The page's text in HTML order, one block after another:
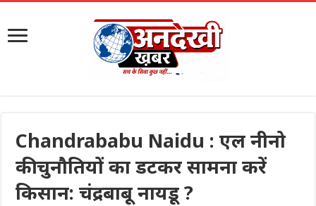
Chandrababu Naidu : एल नीनो
की चुनौतियों का डटकर सामना करें
किसान: चंद्रबाबू नायडू ?